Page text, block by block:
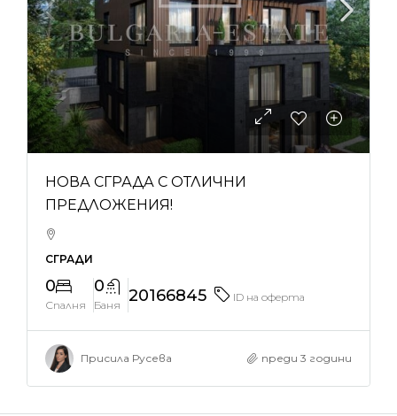
НОВА СГРАДА С ОТЛИЧНИ
ПРЕДЛОЖЕНИЯ!
СГРАДИ
0
Спалня
0
Баня 20166845 ID на оферта
Присила Русева преди 3 години